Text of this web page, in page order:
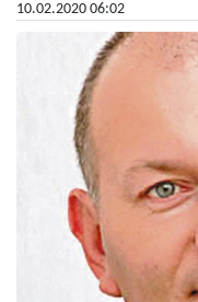
10.02.2020 06:02